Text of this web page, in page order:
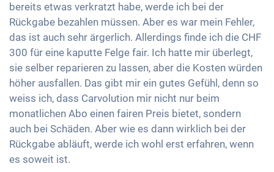
bereits etwas verkratzt habe, werde ich bei der
Rückgabe bezahlen müssen. Aber es war mein Fehler,
das ist auch sehr ärgerlich. Allerdings finde ich die CHF
300 für eine kaputte Felge fair. Ich hatte mir überlegt,
sie selber reparieren zu lassen, aber die Kosten würden
höher ausfallen. Das gibt mir ein gutes Gefühl, denn so
weiss ich, dass Carvolution mir nicht nur beim
monatlichen Abo einen fairen Preis bietet, sondern
auch bei Schäden. Aber wie es dann wirklich bei der
Rückgabe abläuft, werde ich wohl erst erfahren, wenn
es soweit ist.